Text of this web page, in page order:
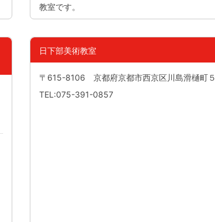
教室です。
日下部美術教室
〒615-8106 京都府京都市西京区川島滑樋町５
TEL:075-391-0857